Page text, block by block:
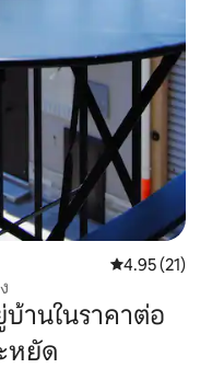
คะแนนเฉลี่ย
4.95 (21)
านในราคาต่อ
หยัด